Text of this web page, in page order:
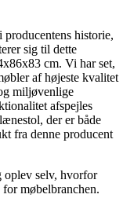
historie,
sig til dette
cm. Vi har set,
af højeste kvalitet
miljøvenlige
afspejles
der er både
fra denne producent
oplev selv, hvorfor
møbelbranchen.